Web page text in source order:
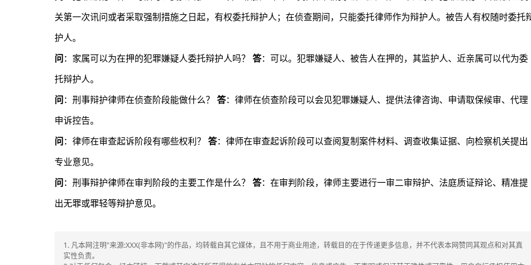
关第一次讯问或者采取强制措施之日起，有权委托辩护人；在侦查期间，只能委托律师作为辩护人。被告人有权随时委托
护人。
问：家属可以为在押的犯罪嫌疑人委托辩护人吗？ 答：可以。犯罪嫌疑人、被告人在押的，其监护人、近亲属可以代为委
托辩护人。
问：刑事辩护律师在侦查阶段能做什么？ 答：律师在侦查阶段可以会见犯罪嫌疑人、提供法律咨询、申请取保候审、代理
申诉控告。
问：律师在审查起诉阶段有哪些权利？ 答：律师在审查起诉阶段可以查阅复制案件材料、调查收集证据、向检察机关提出
专业意见。
问：刑事辩护律师在审判阶段的主要工作是什么？ 答：在审判阶段，律师主要进行一审二审辩护、法庭质证辩论、精准提
出无罪或罪轻等辩护意见。
1. 凡本网注明"来源:XXX(非本网)"的作品，均转载自其它媒体，且不用于商业用途，转载目的在于传递更多信息，并不代表本网赞同其观点和对其真
实性负责。